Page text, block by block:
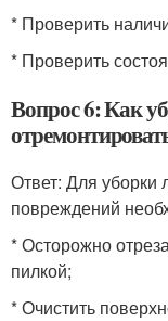
* Проверить
* Проверить
Вопрос 6: Как
Ответ: Для уборки
повреждений
* Осторожно
пилкой;
* Очистить